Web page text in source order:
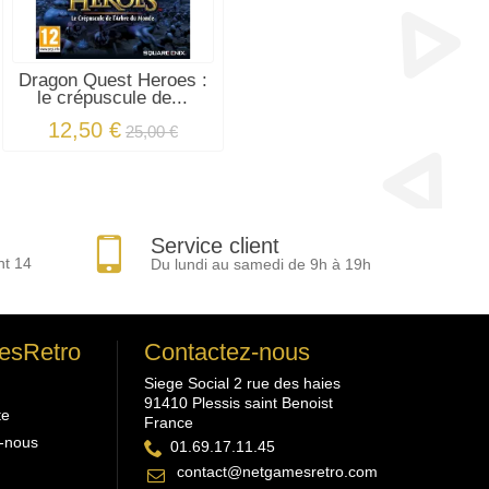
Dragon Quest Heroes :
le crépuscule de...
12,50 € 25,00 €
14
Service client
Du lundi au samedi de 9h à 19h
nous
Contactez-nous
Siege Social 2 rue des haies
91410 Plessis saint Benoist
France
01.69.17.11.45
contact@netgamesretro.com